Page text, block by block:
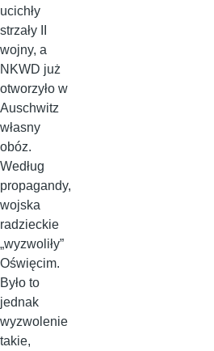
ucichły
strzały II
wojny, a
NKWD już
otworzyło w
Auschwitz
własny
obóz.
Według
propagandy,
wojska
radzieckie
„wyzwoliły”
Oświęcim.
Było to
jednak
wyzwolenie
takie,